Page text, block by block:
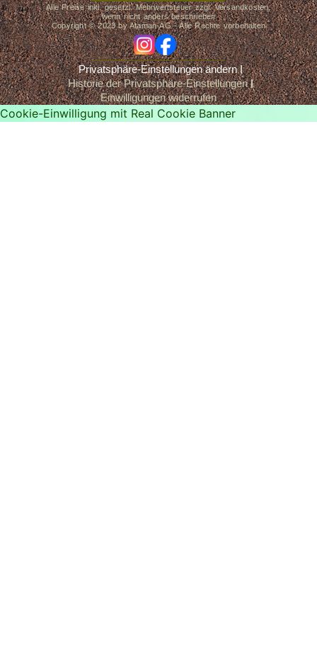
Alle Preise inkl. gesetzl. Mehrwertsteuer zzgl. Versandkosten,
wenn nicht anders beschrieben
Copyright © 2023 by Ataman-AG - Alle Rechte vorbehalten
igfb
Privatsphäre-Einstellungen ändern
Historie der Privatsphäre-Einstellungen
Einwilligungen widerrufen
Cookie-Einwilligung mit Real Cookie Banner